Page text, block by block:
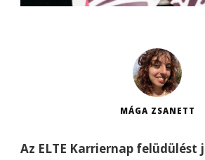
MÁGA ZSANETT
Az ELTE Karriernap